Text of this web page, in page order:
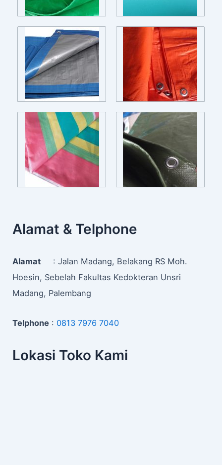
Alamat & Telphone
Alamat : Jalan Madang, Belakang RS Moh.
Hoesin, Sebelah Fakultas Kedokteran Unsri
Madang, Palembang
Telphone : 0813 7976 7040
Lokasi Toko Kami